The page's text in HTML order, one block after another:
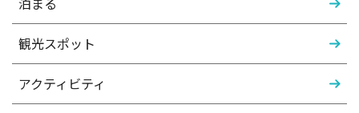
観光スポット
アクティビティ